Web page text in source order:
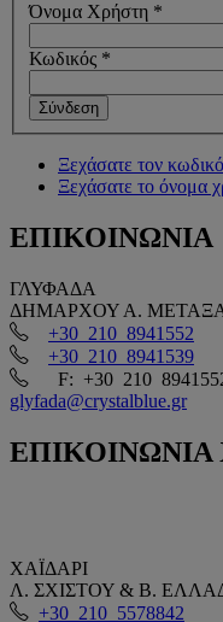
Όνομα Χρήστη *
Κωδικός *
Σύνδεση
Ξεχάσατε τον
Ξεχάσατε το όνομα
ΕΠΙΚΟΙΝΩΝΙΑ
ΓΛΥΦΑΔΑ
ΔΗΜΑΡΧΟΥ Α. ΜΕΤΑΞΑ
+30 210 8941552
+30 210 8941539
F: +30 210
glyfada@crystalblue.gr
ΕΠΙΚΟΙΝΩΝΙΑ
ΧΑΪΔΑΡΙ
Λ. ΣΧΙΣΤΟΥ & Β.
+30 210 5578842